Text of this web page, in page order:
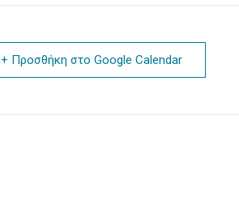
+ Προσθήκη στο Google Calendar